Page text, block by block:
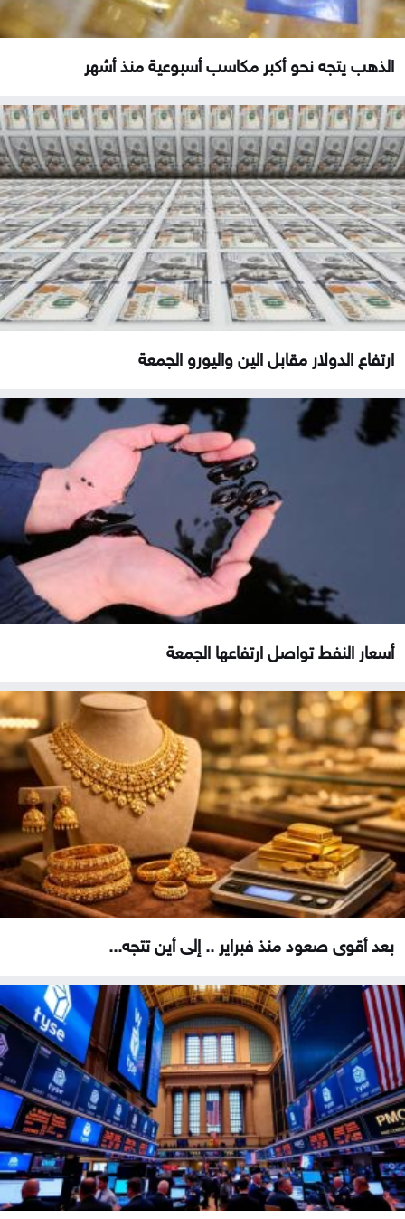
الذهب يتجه نحو أكبر مكاسب أسبوعية منذ أشهر
ارتفاع الدولار مقابل الين واليورو الجمعة
أسعار النفط تواصل ارتفاعها الجمعة
بعد أقوى صعود منذ فبراير .. إلى أين تتجه...